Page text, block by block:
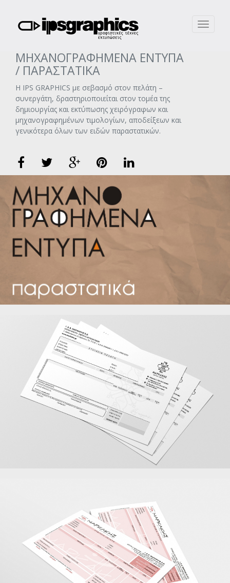
Toggle
ΜΗΧΑΝΟΓΡΑΦΗΜΕΝΑ ΕΝΤΥΠΑ
/ ΠΑΡΑΣΤΑΤΙΚΑ
Η IPS GRAPHICS με σεβασμό στον πελάτη –
συνεργάτη, δραστηριοποιείται στον τομέα της
δημιουργίας και εκτύπωσης χειρόγραφων και
μηχανογραφημένων τιμολογίων, αποδείξεων και
γενικότερα όλων των ειδών παραστατικών.